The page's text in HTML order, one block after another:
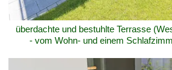
überdachte und bestuhlte Terrasse
- vom Wohn- und einem